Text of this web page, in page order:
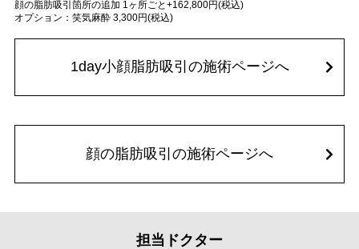
顔の脂肪吸引箇所の追加 1ヶ所ごと+162,800円(税込)
オプション：笑気麻酔 3,300円(税込)
1day小顔脂肪吸引の施術ページへ
顔の脂肪吸引の施術ページへ
担当ドクター